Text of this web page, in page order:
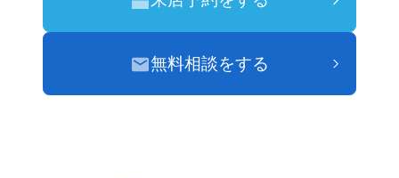
無料相談をする